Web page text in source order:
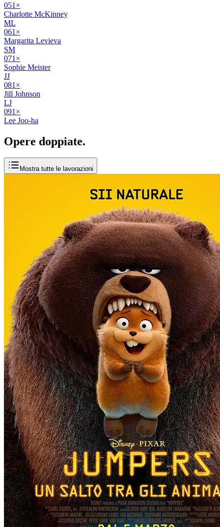
051 ×
Charlotte McKinney
ML
061 ×
Margarita Levieva
SM
071 ×
Sophie Meister
JJ
081 ×
Jill Johnson
LJ
091 ×
Lee Joo-ha
Opere doppiate.
Mostra tutte le lavorazioni